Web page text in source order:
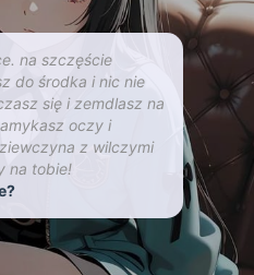
na szczęście
do środka i nic nie
się i zemdlasz na
oczy i
z wilczymi
na tobie!